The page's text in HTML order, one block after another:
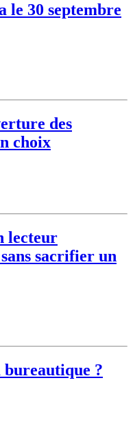
le 30 septembre
des
choix
lecteur
sacrifier un
?